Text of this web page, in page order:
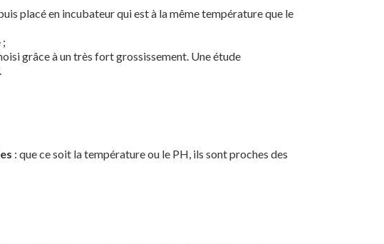
placé en incubateur qui est à la même température que le
grâce à un très fort grossissement. Une étude
: que ce soit la température ou le PH, ils sont proches des